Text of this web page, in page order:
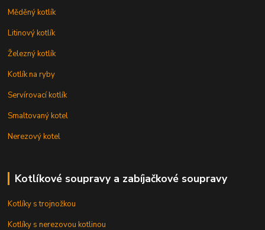
Měděný kotlík
Litinový kotlík
Železný kotlík
Kotlík na ryby
Servírovací kotlík
Smaltovaný kotel
Nerezový kotel
Kotlíkové soupravy a zabíjačkové soupravy
Kotlíky s trojnožkou
Kotlíky s nerezovou kotlinou